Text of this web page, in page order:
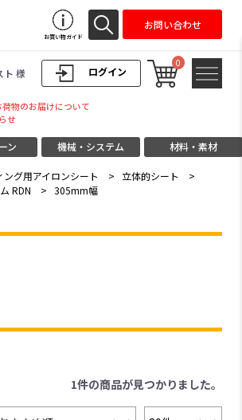
ログイン
ト 様
0
お買い物ガイド
お問い合わせ
荷物のお届けについて
せ
ン 機械・システム 材料・素材
ング用アイロンシート > 立体的シート
>
RDN
> 305mm幅
1件の商品が見つかりました。